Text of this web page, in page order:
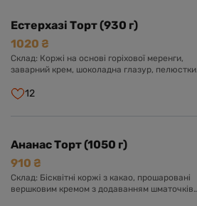
Естерхазі Торт (930 г)
1020 ₴
Склад: Коржі на основі горіхової меренги,
заварний крем, шоколадна глазур, пелюстки
12
Ананас Торт (1050 г)
910 ₴
Склад: Бісквітні коржі з какао, прошаровані
вершковим кремом з додаванням шматочків